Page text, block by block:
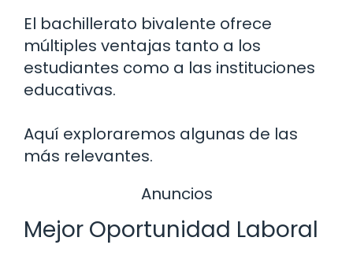
El bachillerato bivalente ofrece
múltiples ventajas tanto a los
estudiantes como a las instituciones
educativas.
Aquí exploraremos algunas de las
más relevantes.
Anuncios
Mejor Oportunidad Laboral